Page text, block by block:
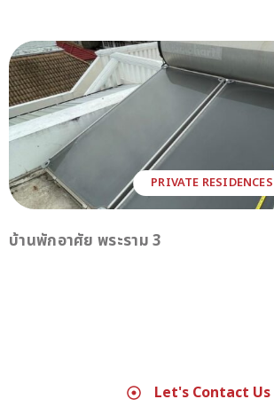
PRIVATE RESIDENCES
บ้านพักอาศัย พระราม 3
Let's Contact Us